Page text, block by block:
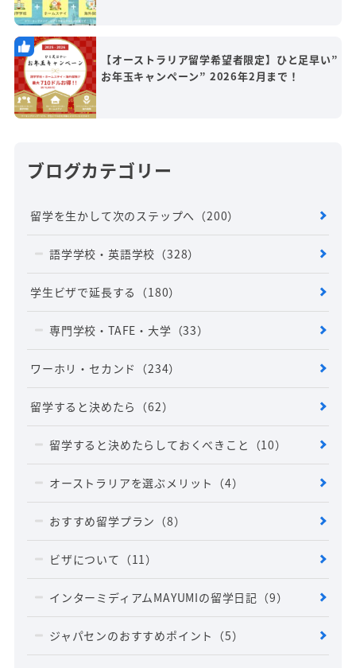
【オーストラリア留学希望者限定】ひと足早い”
お年玉キャンペーン” 2026年2月まで！
ブログカテゴリー
留学を生かして次のステップへ （200）
語学学校・英語学校 （328）
学生ビザで延長する （180）
専門学校・TAFE・大学 （33）
ワーホリ・セカンド （234）
留学すると決めたら （62）
留学すると決めたらしておくべきこと （10）
オーストラリアを選ぶメリット （4）
おすすめ留学プラン （8）
ビザについて （11）
インターミディアムMAYUMIの留学日記 （9）
ジャパセンのおすすめポイント （5）